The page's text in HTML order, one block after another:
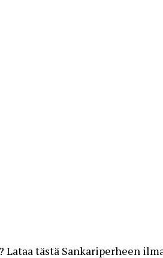
tästä Sankariperheen